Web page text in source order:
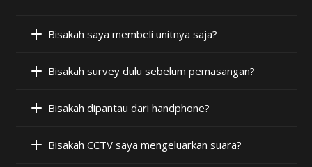
Bisakah saya membeli unitnya saja?
Bisakah survey dulu sebelum pemasangan?
Bisakah dipantau dari handphone?
Bisakah CCTV saya mengeluarkan suara?